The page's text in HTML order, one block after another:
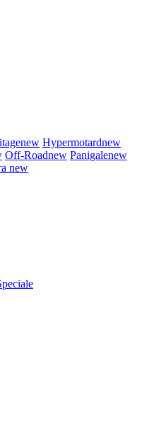
new Hypermotardnew
Off-Roadnew Panigalenew
new